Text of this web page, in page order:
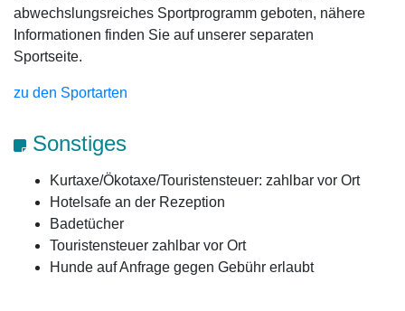
abwechslungsreiches Sportprogramm geboten, nähere
Informationen finden Sie auf unserer separaten
Sportseite.
zu den Sportarten
Sonstiges
Kurtaxe/Ökotaxe/Touristensteuer: zahlbar vor Ort
Hotelsafe an der Rezeption
Badetücher
Touristensteuer zahlbar vor Ort
Hunde auf Anfrage gegen Gebühr erlaubt